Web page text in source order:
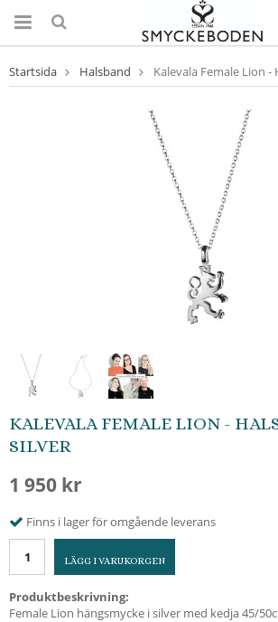
Startsida Halsband Kalevala Female Lion -
KALEVALA FEMALE LION -
SILVER
1 950 kr
Finns i lager för omgående leverans
LÄGG I VARUKORGEN
Produktbeskrivning:
Female Lion hängsmycke i silver med kedja 45/